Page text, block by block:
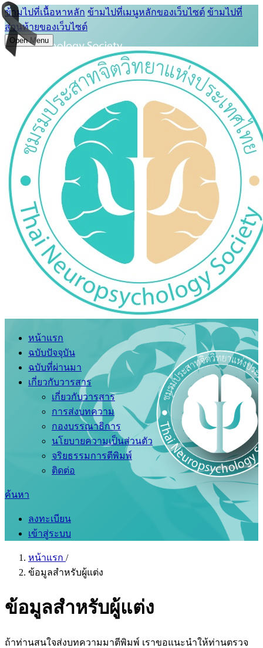
ข้ามไปที่เนื้อหาหลัก ข้ามไปที่เมนูหลักของเว็บไซต์ ข้ามไปที่
ส่วนท้ายของเว็บไซต์
Open Menu
หน้าแรก
ฉบับปัจจุบัน
ฉบับที่ผ่านมา
เกี่ยวกับวารสาร
เกี่ยวกับวารสาร
การส่งบทความ
กองบรรณาธิการ
นโยบายความเป็นส่วนตัว
จริยธรรมการตีพิมพ์
ติดต่อ
ค้นหา
ลงทะเบียน
เข้าสู่ระบบ
หน้าแรก /
ข้อมูลสำหรับผู้แต่ง
ข้อมูลสำหรับผู้แต่ง
ถ้าท่านสนใจส่งบทความมาตีพิมพ์ เราขอแนะนำให้ท่านตรวจ